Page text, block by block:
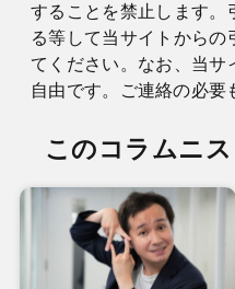
することを禁止します。
る等して当サイトからの
てください。なお、当サ
自由です。ご連絡の必要
このコラムニ